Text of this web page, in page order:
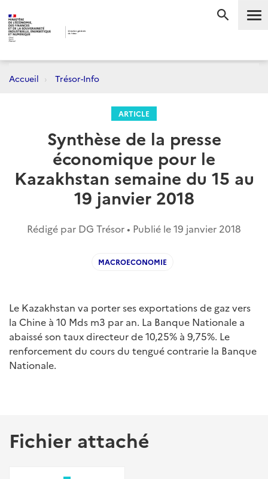
Accueil Trésor-Info
ARTICLE
Synthèse de la presse
économique pour le
Kazakhstan semaine du 15 au
19 janvier 2018
Rédigé par DG Trésor • Publié le19 janvier 2018
MACROECONOMIE
Le Kazakhstan va porter ses exportations de gaz vers
la Chine à 10 Mds m3 par an. La Banque Nationale a
abaissé son taux directeur de 10,25% à 9,75%. Le
renforcement du cours du tengué contrarie la Banque
Nationale.
Fichier attaché